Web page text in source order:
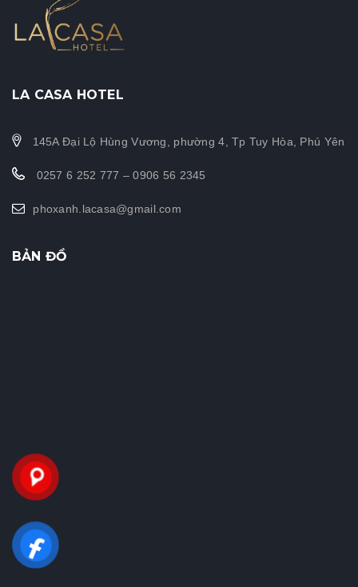
LA CASA HOTEL
145A Đại Lộ Hùng Vương, phường 4, Tp Tuy Hòa, Phú Yên
0257 6 252 777 – 0906 56 2345
phoxanh.lacasa@gmail.com
BẢN ĐỒ